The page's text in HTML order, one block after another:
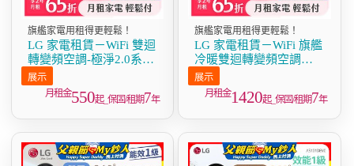
旗艦家電用租得更輕鬆！
LG 家電租賃－WiFi 雙迴
轉變頻空調-極淨2.0系列
(2.2kw~7.2kw)
550起_保固/租期7年
旗艦家電用租得更輕鬆！
LG 家電租賃－WiFi 旗艦
冷暖雙迴轉變頻空調
(8.3kw-9.3kw)
1420起_保固/租期7年